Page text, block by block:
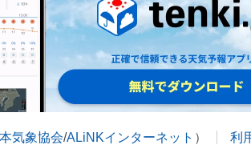
気象協会/ALiNKインターネット ） 利